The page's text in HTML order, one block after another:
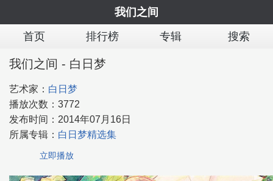
我们之间
首页
排行榜 专辑 搜索
我们之间 - 白日梦
艺术家： 白日梦
播放次数： 3772
发布时间： 2014年07月16日
所属专辑： 白日梦精选集
立即播放